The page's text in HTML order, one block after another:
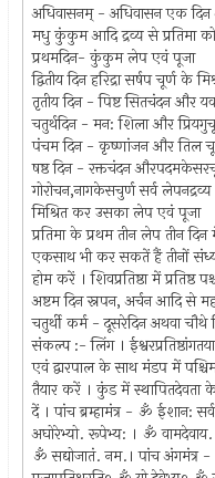
अधिवासनम्‌ - अधिवासन एक दिन
मधु कुंकुम आदि द्रव्य से प्रतिमा
प्रथमदिन- कुंकुम लेप एवं पूजा
द्वितीय दिन हरिद्रा सर्षप चूर्ण के
तृतीय दिन - पिष्ट सितचंदन और
चतुर्थदिन - मन: शिला और
पंचम दिन - कृष्णांजन और तिल
षष्ठ दिन - रक्तचंदन
गोरोचन,नागकेसचुर्ण सर्व
मिश्रित कर उसका लेप एवं पूजा
प्रतिमा के प्रथम तीन लेप तीन
एकसाथ भी कर सकतें हैं तीनों
होम करें । शिवप्रतिष्ठा में
अष्टम दिन स्नपन, अर्चन आदि से
चतुर्थी कर्म - दूसरेदिन अथवा चौथे
संकल्प :- लिंग ।
एवं द्वारपाल के साथ मंडप में
तैयार करें । कुंड में
दें । पांच ब्रम्हामंत्र - ॐ ईशान:
अघोरेभ्यो. रूपेभ्य: । ॐ
ॐ सद्योजातं. नम.। पांच